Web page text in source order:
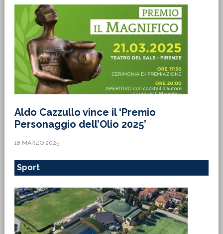
Aldo Cazzullo vince il ‘Premio
Personaggio dell’Olio 2025’
18 MARZO 2025
Sport